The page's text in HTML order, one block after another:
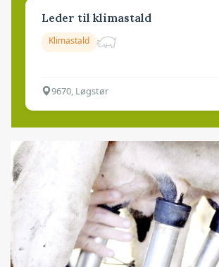
Leder til klimastald
Klimastald
9670, Løgstør